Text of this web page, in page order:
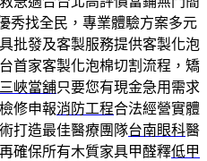
秀找全民，專業體驗方案多元
批發及客製服務提供客製化泡
首家客製化泡棉切割流程，矯
三峽當舖只要您有現金急用需求
修申報消防工程合法經營實體
打造最佳醫療團隊台南眼科醫
確保所有木質家具甲醛釋低甲